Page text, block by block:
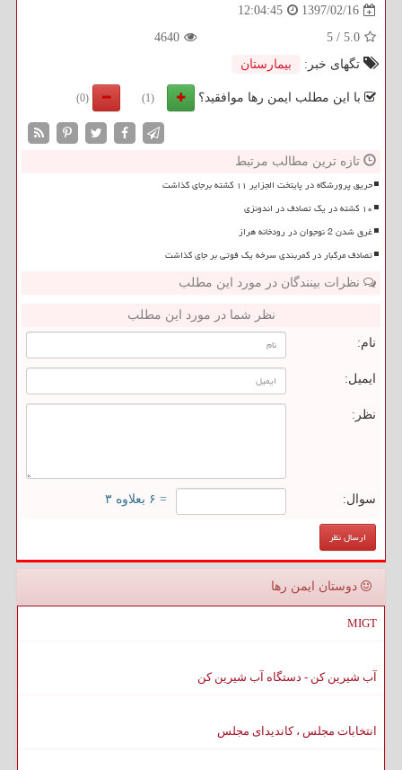
1397/02/16
12:04:45
5.0
/
5
4640
تگهای خبر:
بیمارستان
با این مطلب ایمن رها موافقید؟ (1)
(0)
تازه ترین مطالب مرتبط
حریق پرورشگاه در پایتخت الجزایر ۱۱ کشته برجای گذاشت
۱۰ کشته در یک تصادف در اندونزی
غرق شدن 2 نوجوان در رودخانه هراز
تصادف مرگبار در کمربندی سرخه یک فوتی بر جای گذاشت
نظرات بینندگان در مورد این مطلب
نظر شما در مورد این مطلب
نام:
ایمیل:
نظر:
سوال: = ۶ بعلاوه ۳
دوستان ایمن رها
MIGT
آب شیرین کن - دستگاه آب شیرین کن
انتخابات مجلس ، کاندیدای مجلس